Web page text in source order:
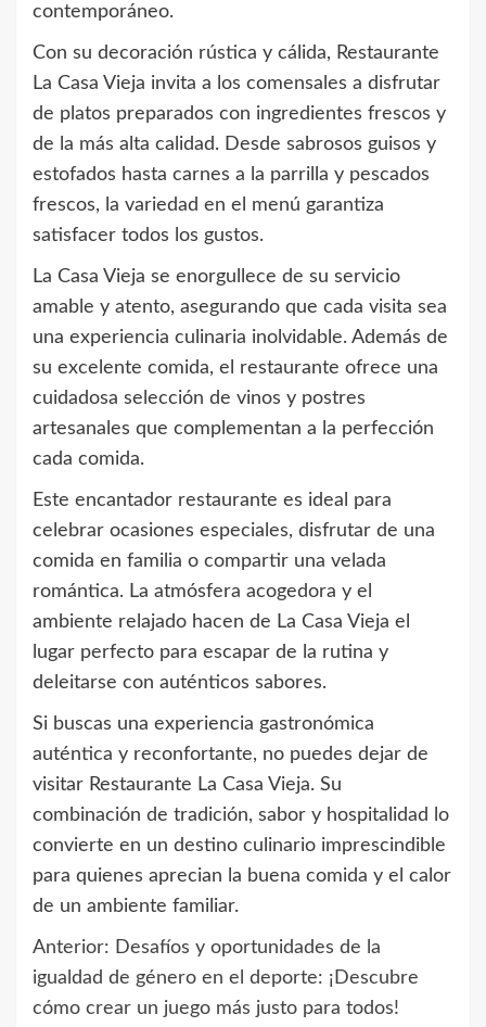
contemporáneo.
Con su decoración rústica y cálida, Restaurante
La Casa Vieja invita a los comensales a disfrutar
de platos preparados con ingredientes frescos y
de la más alta calidad. Desde sabrosos guisos y
estofados hasta carnes a la parrilla y pescados
frescos, la variedad en el menú garantiza
satisfacer todos los gustos.
La Casa Vieja se enorgullece de su servicio
amable y atento, asegurando que cada visita sea
una experiencia culinaria inolvidable. Además de
su excelente comida, el restaurante ofrece una
cuidadosa selección de vinos y postres
artesanales que complementan a la perfección
cada comida.
Este encantador restaurante es ideal para
celebrar ocasiones especiales, disfrutar de una
comida en familia o compartir una velada
romántica. La atmósfera acogedora y el
ambiente relajado hacen de La Casa Vieja el
lugar perfecto para escapar de la rutina y
deleitarse con auténticos sabores.
Si buscas una experiencia gastronómica
auténtica y reconfortante, no puedes dejar de
visitar Restaurante La Casa Vieja. Su
combinación de tradición, sabor y hospitalidad lo
convierte en un destino culinario imprescindible
para quienes aprecian la buena comida y el calor
de un ambiente familiar.
Navegación
de
Anterior: Desafíos y oportunidades de la
igualdad de género en el deporte: ¡Descubre
cómo crear un juego más justo para todos!